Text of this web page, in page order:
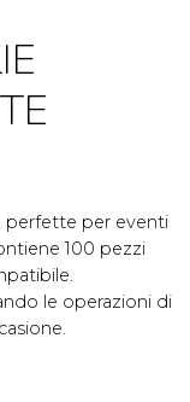
perfette per eventi
100 pezzi
le operazioni di